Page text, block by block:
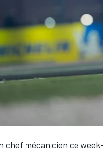
chef mécanicien ce